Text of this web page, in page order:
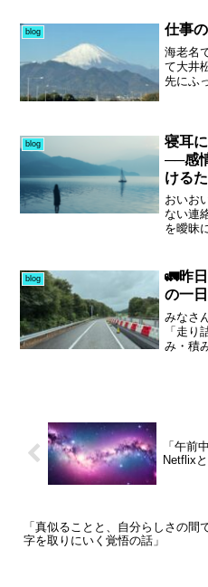
理論の
なリセ
ーによ
あなた
ン」を
すべて
は、昨
景色で
は、伴
気で向
してい
先ゆく
間をい
き詰ま
も気づ
す。そ
2026年
したい
い目標
blog 仕事
海老名
て大井
先にふ
ーを降
紅く色
き、ま
いるよ
動中な
心がほ
て観光
無事に
しつつ
た一日
blog
寝耳
──感
ける
おいお
ない連
を曖昧
きる道
講じる
直接的
や行動
る。ま
理し、
回避に
う。時
blog
🚛昨
の一日
みなさ
「走り
み・積
「午前
Netflix
「真似ることと、自分らしさの間
字を取りにいく覚悟の話」